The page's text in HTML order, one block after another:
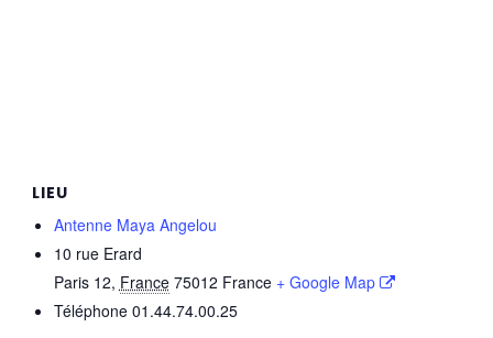
LIEU
Antenne Maya Angelou
10 rue Erard
Paris 12, France 75012 France + Google Map
Téléphone 01.44.74.00.25